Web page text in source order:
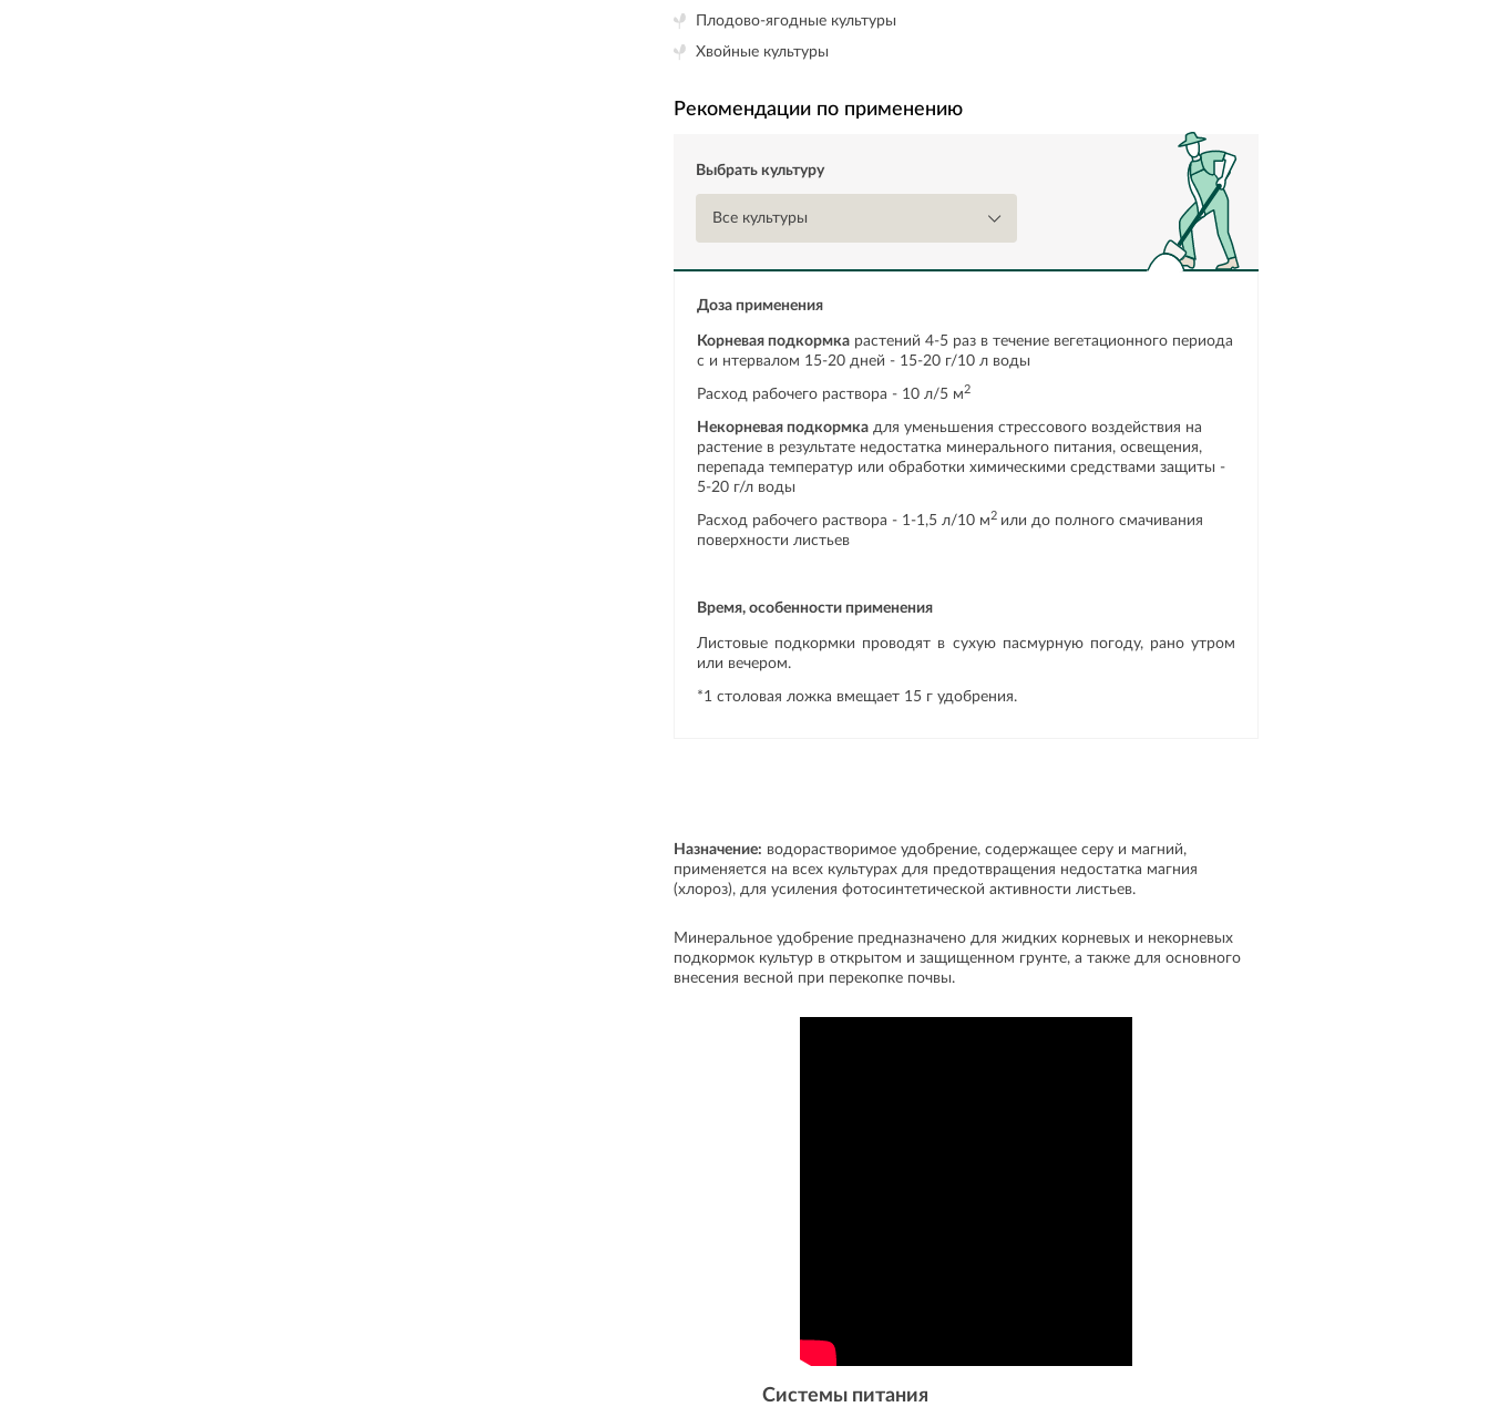
Плодово-ягодные культуры
Хвойные культуры
Рекомендации по применению
Выбрать культуру
Все культуры
Доза применения
Корневая подкормка растений 4-5 раз в течение вегетационного периода
с и нтервалом 15-20 дней - 15-20 г/10 л воды
Расход рабочего раствора - 10 л/5 м 2
Некорневая подкормка для уменьшения стрессового воздействия на
растение в результате недостатка минерального питания, освещения,
перепада температур или обработки химическими средствами защиты -
5-20 г/л воды
Расход рабочего раствора - 1-1,5 л/10 м 2 или до полного смачивания
поверхности листьев
Время, особенности применения
Листовые подкормки проводят в сухую пасмурную погоду, рано утром
или вечером.
*1 столовая ложка вмещает 15 г удобрения.
Назначение: водорастворимое удобрение, содержащее серу и магний,
применяется на всех культурах для предотвращения недостатка магния
(хлороз), для усиления фотосинтетической активности листьев.
Минеральное удобрение предназначено для жидких корневых и некорневых
подкормок культур в открытом и защищенном грунте, а также для основного
внесения весной при перекопке почвы.
Системы питания